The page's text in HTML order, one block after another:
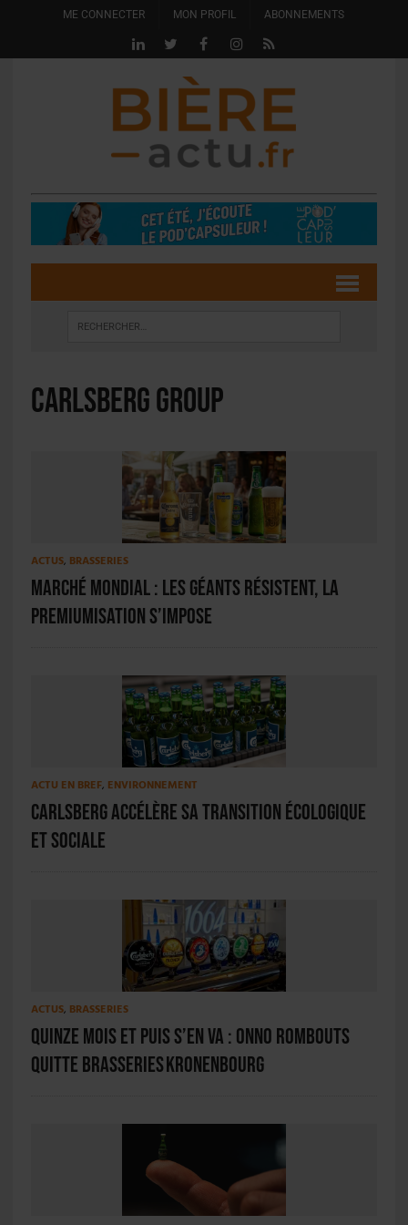
ME CONNECTER MON PROFIL ABONNEMENTS
Carlsberg Group
ACTUS, BRASSERIES
Marché mondial : les géants résistent, la
premiumisation s’impose
ACTU EN BREF, ENVIRONNEMENT
Carlsberg accélère sa transition écologique
et sociale
ACTUS, BRASSERIES
Quinze mois et puis s’en va : Onno Rombouts
quitte Brasseries Kronenbourg